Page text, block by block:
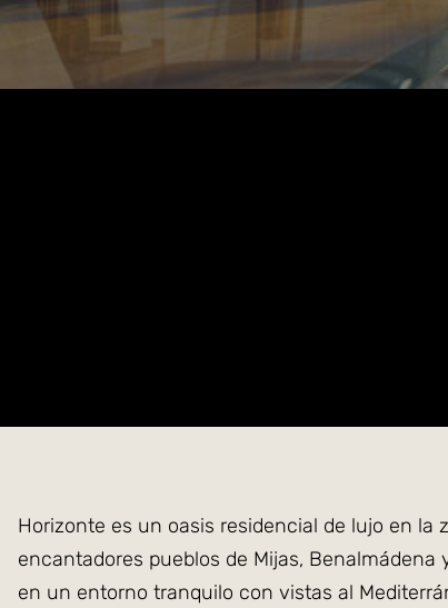
Horizonte es un oasis residencial de lujo en
encantadores pueblos de Mijas,
en un entorno tranquilo con vistas al